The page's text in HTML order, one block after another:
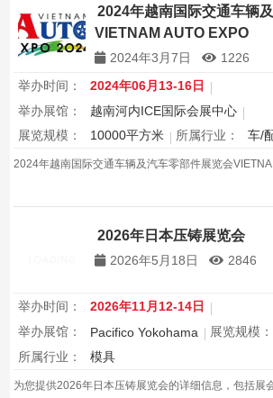
2024年越南国际交通车辆
VIETNAM AUTO EXPO
2024年3月7日
1226
举办时间：
2024年06月13-16日
举办展馆：
越南河内ICE国际会展中心
展览规模：
10000平方米 所属行业： 车/
2024年越南国际交通车辆及汽车零部件展览会
2026年日本压铸展览会
2026年5月18日 2846
举办时间：
2026年11月12-14日
举办展馆：
Pacifico Yokohama 展览规模：
所属行业：
模具
为您提供2026年日本压铸展览会的详细信息，包括展